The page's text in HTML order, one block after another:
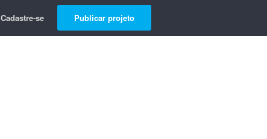
Cadastre-se Publicar projeto